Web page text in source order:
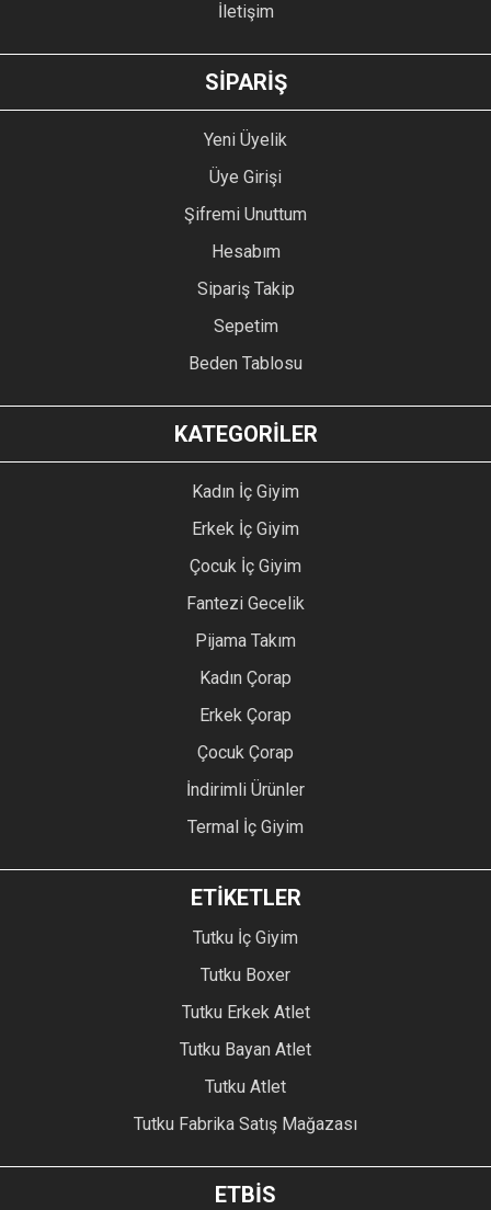
GÖNDER
İletişim
SİPARİŞ
Yeni Üyelik
Üye Girişi
Şifremi Unuttum
Hesabım
Sipariş Takip
Sepetim
Beden Tablosu
KATEGORİLER
Kadın İç Giyim
Erkek İç Giyim
Çocuk İç Giyim
Fantezi Gecelik
Pijama Takım
Kadın Çorap
Erkek Çorap
Çocuk Çorap
İndirimli Ürünler
Termal İç Giyim
ETİKETLER
Tutku İç Giyim
Tutku Boxer
Tutku Erkek Atlet
Tutku Bayan Atlet
Tutku Atlet
Tutku Fabrika Satış Mağazası
ETBİS